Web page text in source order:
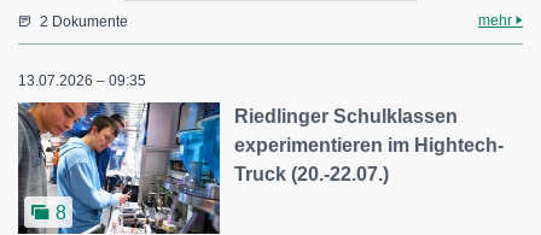
2 Dokumente mehr
13.07.2026 – 09:35
8
Riedlinger Schulklassen
experimentieren im Hightech-
Truck (20.-22.07.)